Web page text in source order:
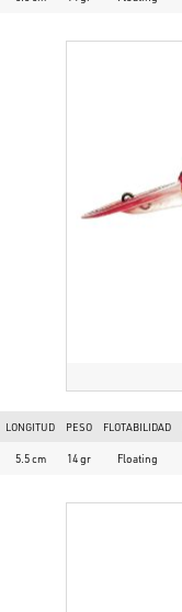
LONGITUD PESO FLOTABILIDAD
5.5 cm 14 gr Floating